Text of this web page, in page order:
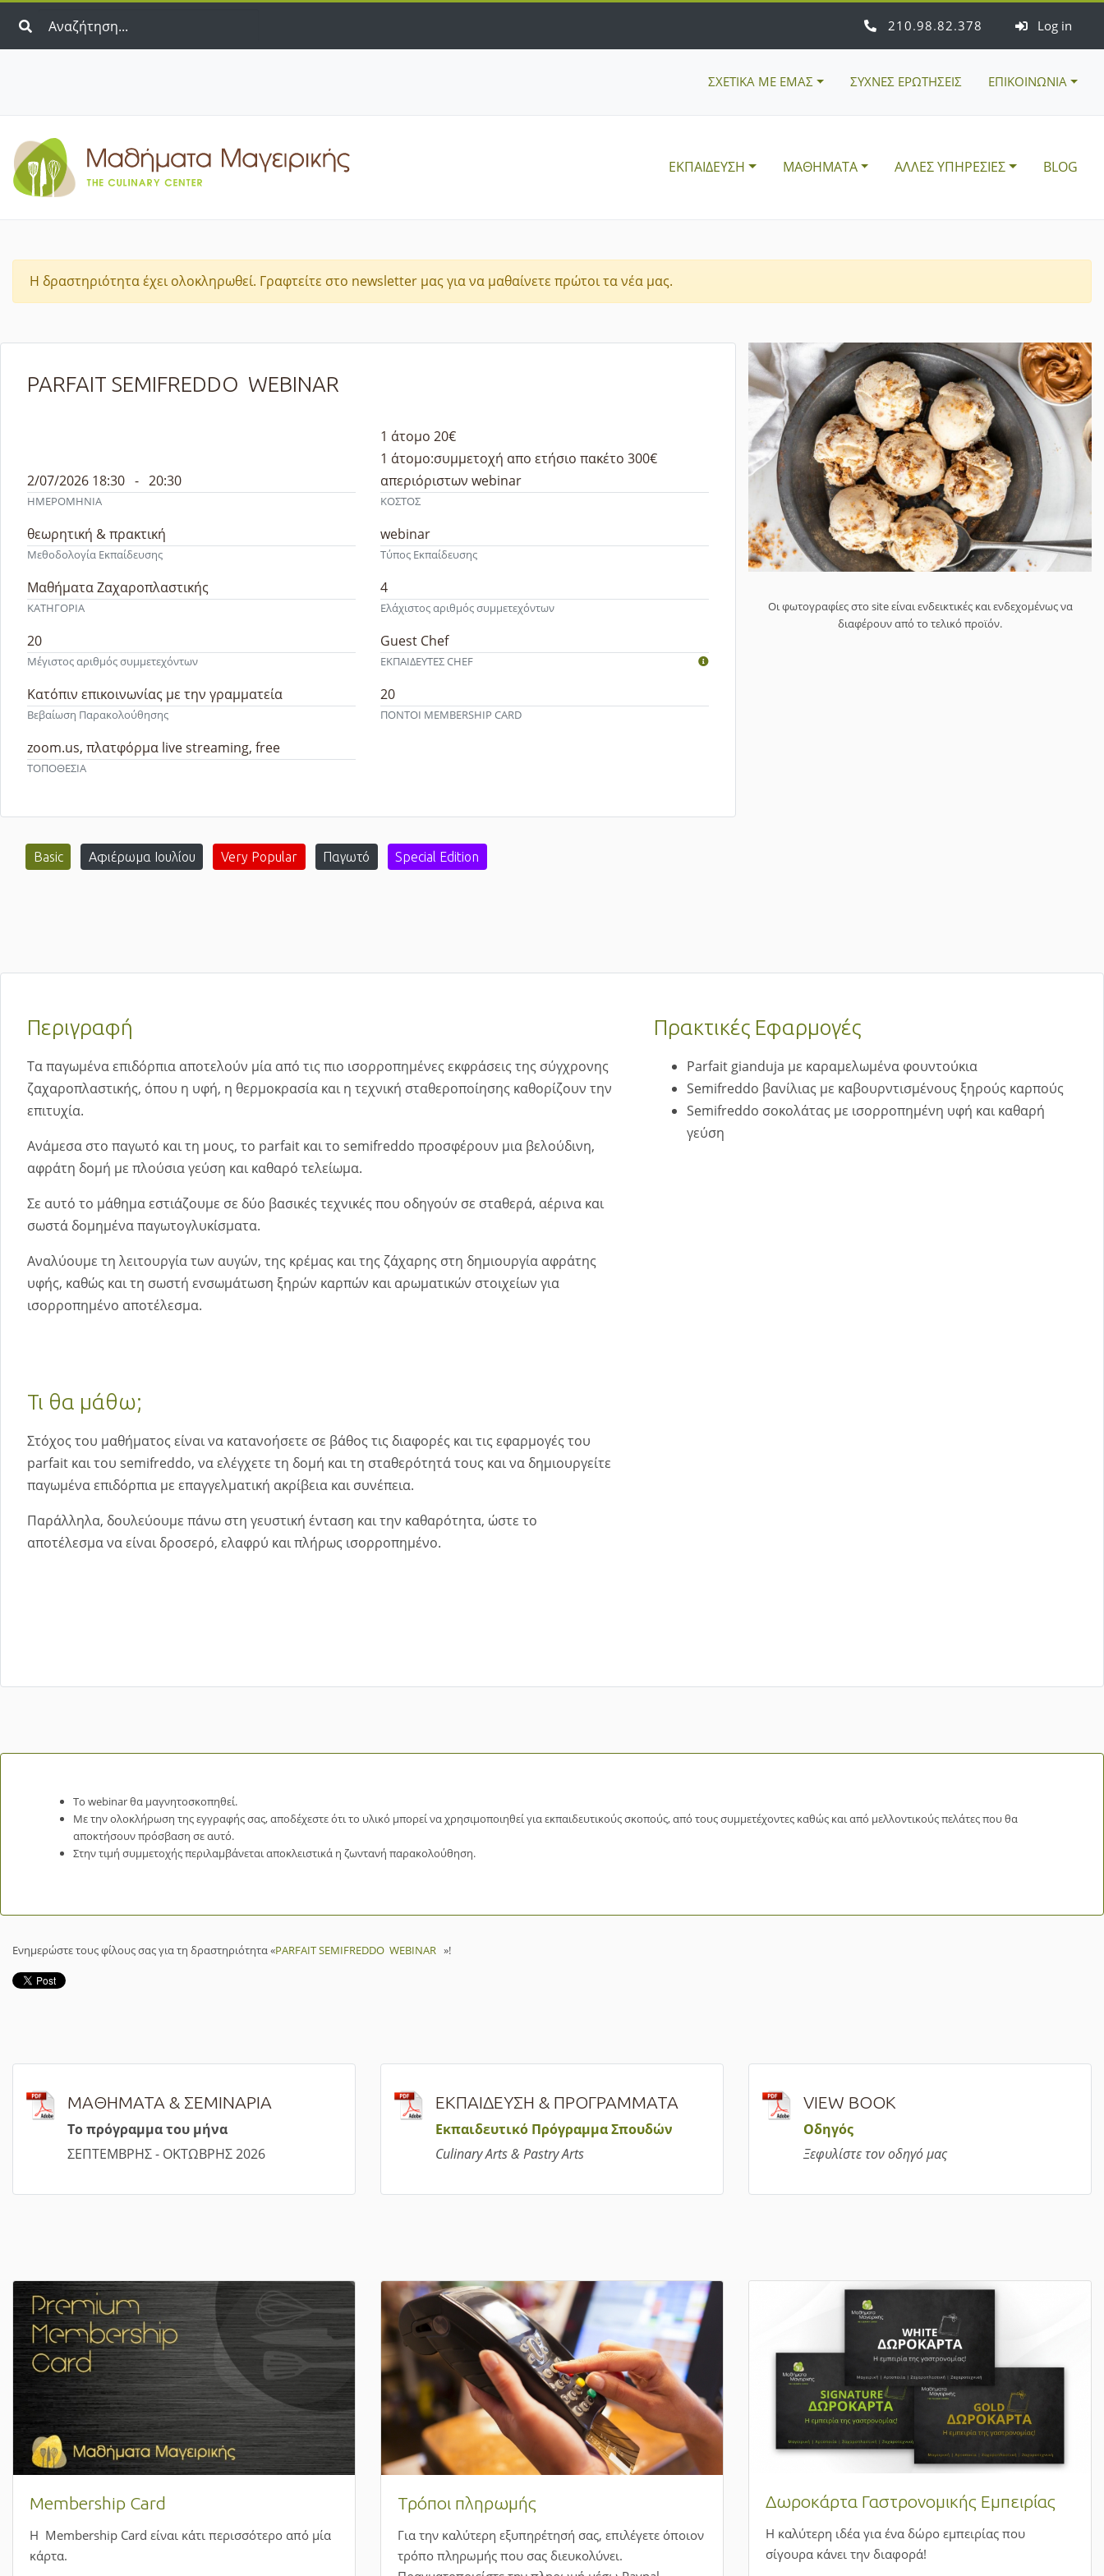
210 98 82 378 Log in
ΣΧΕΤΙΚΑ ΜΕ ΕΜΑΣ ΣΥΧΝΕΣ ΕΡΩΤΗΣΕΙΣ ΕΠΙΚΟΙΝΩΝΙΑ
ΕΚΠΑΙΔΕΥΣΗ ΜΑΘΗΜΑΤΑ ΑΛΛΕΣ ΥΠΗΡΕΣΙΕΣ BLOG
Η δραστηριότητα έχει ολοκληρωθεί. Γραφτείτε στο newsletter μας για να μαθαίνετε πρώτοι τα νέα μας.
PARFAIT SEMIFREDDO WEBINAR
ΗΜΕΡΟΜΗΝΙΑ
2/07/2026 18:30 - 20:30
ΚΟΣΤΟΣ
1 άτομο 20€
1 άτομο:συμμετοχή απο ετήσιο πακέτο 300€
απεριόριστων webinar
Μεθοδολογία Εκπαίδευσης
θεωρητική & πρακτική
Τύπος Εκπαίδευσης
webinar
ΚΑΤΗΓΟΡΙΑ
Μαθήματα Ζαχαροπλαστικής
Ελάχιστος αριθμός συμμετεχόντων
4
Μέγιστος αριθμός συμμετεχόντων
20
ΕΚΠΑΙΔΕΥΤEΣ CHEF
Guest Chef
Βεβαίωση Παρακολούθησης
Κατόπιν επικοινωνίας με την γραμματεία
ΠΟΝΤΟΙ MEMBERSHIP CARD
20
ΤΟΠΟΘΕΣΙΑ
zoom.us, πλατφόρμα live streaming, free
Basic Αφιέρωμα Ιουλίου Very Popular Παγωτό Special Edition
Οι φωτογραφίες στο site είναι ενδεικτικές και ενδεχομένως να
διαφέρουν από το τελικό προϊόν.
Περιγραφή
Τα παγωμένα επιδόρπια αποτελούν μία από τις πιο ισορροπημένες εκφράσεις της σύγχρονης
ζαχαροπλαστικής, όπου η υφή, η θερμοκρασία και η τεχνική σταθεροποίησης καθορίζουν την
επιτυχία.
Ανάμεσα στο παγωτό και τη μους, το parfait και το semifreddo προσφέρουν μια βελούδινη,
αφράτη δομή με πλούσια γεύση και καθαρό τελείωμα.
Σε αυτό το μάθημα εστιάζουμε σε δύο βασικές τεχνικές που οδηγούν σε σταθερά, αέρινα και
σωστά δομημένα παγωτογλυκίσματα.
Αναλύουμε τη λειτουργία των αυγών, της κρέμας και της ζάχαρης στη δημιουργία αφράτης
υφής, καθώς και τη σωστή ενσωμάτωση ξηρών καρπών και αρωματικών στοιχείων για
ισορροπημένο αποτέλεσμα.
Τι θα μάθω;
Στόχος του μαθήματος είναι να κατανοήσετε σε βάθος τις διαφορές και τις εφαρμογές του
parfait και του semifreddo, να ελέγχετε τη δομή και τη σταθερότητά τους και να δημιουργείτε
παγωμένα επιδόρπια με επαγγελματική ακρίβεια και συνέπεια.
Παράλληλα, δουλεύουμε πάνω στη γευστική ένταση και την καθαρότητα, ώστε το
αποτέλεσμα να είναι δροσερό, ελαφρύ και πλήρως ισορροπημένο.
Πρακτικές Εφαρμογές
Parfait gianduja με καραμελωμένα φουντούκια
Semifreddo βανίλιας με καβουρντισμένους ξηρούς καρπούς
Semifreddo σοκολάτας με ισορροπημένη υφή και καθαρή
γεύση
Το webinar θα μαγνητοσκοπηθεί.
Με την ολοκλήρωση της εγγραφής σας, αποδέχεστε ότι το υλικό μπορεί να χρησιμοποιηθεί για εκπαιδευτικούς σκοπούς, από τους συμμετέχοντες καθώς και από μελλοντικούς πελάτες που θα
αποκτήσουν πρόσβαση σε αυτό.
Στην τιμή συμμετοχής περιλαμβάνεται αποκλειστικά η ζωντανή παρακολούθηση.
Ενημερώστε τους φίλους σας για τη δραστηριότητα «PARFAIT SEMIFREDDO WEBINAR »!
ΜΑΘΗΜΑΤΑ & ΣΕΜΙΝΑΡΙΑ
Το πρόγραμμα του μήνα
ΣΕΠΤΕΜΒΡΗΣ - ΟΚΤΩΒΡΗΣ 2026
ΕΚΠΑΙΔΕΥΣΗ & ΠΡΟΓΡΑΜΜΑΤΑ
Εκπαιδευτικό Πρόγραμμα Σπουδών
Culinary Arts & Pastry Arts
VIEW BOOK
Οδηγός
Ξεφυλίστε τον οδηγό μας
Πώς να κλείσετε ένα μάθημα;
Μπορείτε τώρα εύκολα και γρήγορα να κάνετε την
κράτηση στην εκπαιδευτική δραστηριότητα που σας